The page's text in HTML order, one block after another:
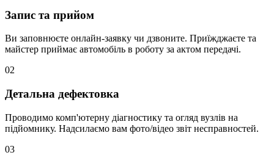
Запис та прийом
Ви заповнюєте онлайн-заявку чи дзвоните. Приїжджаєте та
майстер приймає автомобіль в роботу за актом передачі.
02
Детальна дефектовка
Проводимо комп'ютерну діагностику та огляд вузлів на
підйомнику. Надсилаємо вам фото/відео звіт несправностей.
03